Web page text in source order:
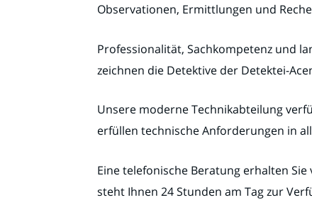
Observationen, Ermittlungen und
Professionalität, Sachkompetenz und
zeichnen die Detektive der Detektei-
Unsere moderne Technikabteilung
erfüllen technische Anforderungen in
Eine telefonische Beratung erhalten
steht Ihnen 24 Stunden am Tag zur